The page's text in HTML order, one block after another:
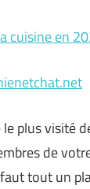
cuisine en
le plus visité
de
tout un